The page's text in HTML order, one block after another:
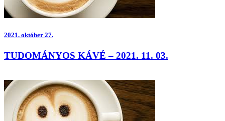
2021. október 27.
TUDOMÁNYOS KÁVÉ – 2021. 11. 03.